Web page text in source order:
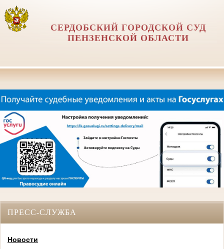
СЕРДОБСКИЙ ГОРОДСКОЙ СУД
ПЕНЗЕНСКОЙ ОБЛАСТИ
ПРЕСС-СЛУЖБА
Новости